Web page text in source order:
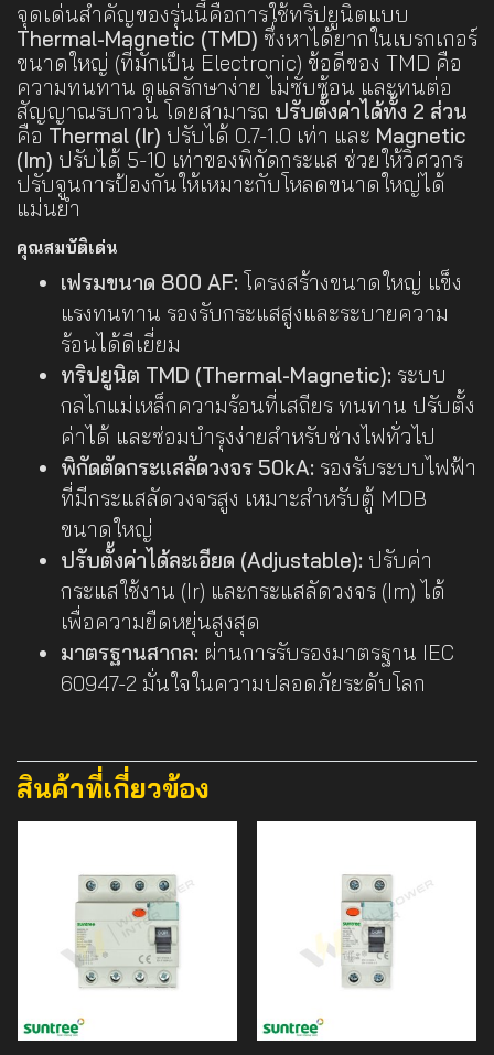
จุดเด่นสำคัญของรุ่นนี้คือการใช้ทริปยูนิตแบบ
Thermal-Magnetic (TMD) ซึ่งหาได้ยากในเบรกเกอร์
ขนาดใหญ่ (ที่มักเป็น Electronic) ข้อดีของ TMD คือ
ความทนทาน ดูแลรักษาง่าย ไม่ซับซ้อน และทนต่อ
สัญญาณรบกวน โดยสามารถ ปรับตั้งค่าได้ทั้ง 2 ส่วน
คือ Thermal (Ir) ปรับได้ 0.7-1.0 เท่า และ Magnetic
(Im) ปรับได้ 5-10 เท่าของพิกัดกระแส ช่วยให้วิศวกร
ปรับจูนการป้องกันให้เหมาะกับโหลดขนาดใหญ่ได้
แม่นยำ
คุณสมบัติเด่น
เฟรมขนาด 800 AF: โครงสร้างขนาดใหญ่ แข็ง
แรงทนทาน รองรับกระแสสูงและระบายความ
ร้อนได้ดีเยี่ยม
ทริปยูนิต TMD (Thermal-Magnetic): ระบบ
กลไกแม่เหล็กความร้อนที่เสถียร ทนทาน ปรับตั้ง
ค่าได้ และซ่อมบำรุงง่ายสำหรับช่างไฟทั่วไป
พิกัดตัดกระแสลัดวงจร 50kA: รองรับระบบไฟฟ้า
ที่มีกระแสลัดวงจรสูง เหมาะสำหรับตู้ MDB
ขนาดใหญ่
ปรับตั้งค่าได้ละเอียด (Adjustable): ปรับค่า
กระแสใช้งาน (Ir) และกระแสลัดวงจร (Im) ได้
เพื่อความยืดหยุ่นสูงสุด
มาตรฐานสากล: ผ่านการรับรองมาตรฐาน IEC
60947-2 มั่นใจในความปลอดภัยระดับโลก
สินค้าที่เกี่ยวข้อง